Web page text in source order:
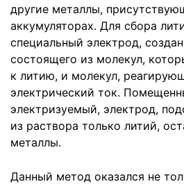
другие металлы,
аккумуляторах. Для сбора
специальный электрод,
состоящего из молекул,
к литию, и молекул,
электрический ток.
электризуемый, электрод,
из раствора только литий,
металлы.
Данный метод оказался не